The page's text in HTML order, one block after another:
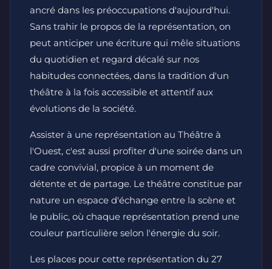
ancré dans les préoccupations d'aujourd'hui.
Sans trahir le propos de la représentation, on
peut anticiper une écriture qui mêle situations
du quotidien et regard décalé sur nos
habitudes connectées, dans la tradition d'un
théâtre à la fois accessible et attentif aux
évolutions de la société.
Assister à une représentation au Théâtre à
l'Ouest, c'est aussi profiter d'une soirée dans un
cadre convivial, propice à un moment de
détente et de partage. Le théâtre constitue par
nature un espace d'échange entre la scène et
le public, où chaque représentation prend une
couleur particulière selon l'énergie du soir.
Les places pour cette représentation du 27